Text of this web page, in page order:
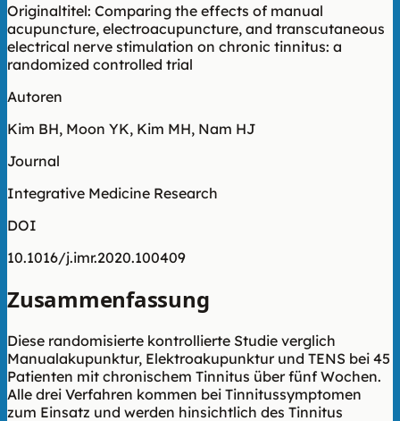
Originaltitel: Comparing the effects of manual
acupuncture, electroacupuncture, and transcutaneous
electrical nerve stimulation on chronic tinnitus: a
randomized controlled trial
Autoren
Kim BH, Moon YK, Kim MH, Nam HJ
Journal
Integrative Medicine Research
DOI
10.1016/j.imr.2020.100409
Zusammenfassung
Diese randomisierte kontrollierte Studie verglich
Manualakupunktur, Elektroakupunktur und TENS bei 45
Patienten mit chronischem Tinnitus über fünf Wochen.
Alle drei Verfahren kommen bei Tinnitussymptomen
zum Einsatz und werden hinsichtlich des Tinnitus